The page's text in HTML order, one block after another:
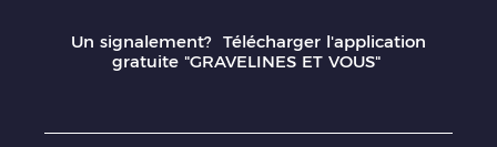
Un signalement? Télécharger l'application
gratuite "GRAVELINES ET VOUS"